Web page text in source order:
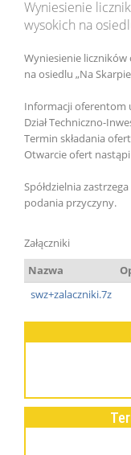
Wyniesienie
wysokich na
Wyniesienie liczników
na osiedlu „Na Skarpie
Informacji oferentom
Dział Techniczno-
Termin składania
Otwarcie ofert
Spółdzielnia
podania przyczyny.
Załączniki
Nazwa
swz+zalaczniki.7z